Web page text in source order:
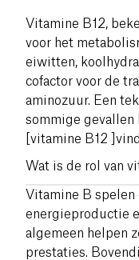
Vitamine B12,
voor het
eiwitten,
cofactor voor de
aminozuur. Een
sommige
[vitamine B12
Wat is de rol van
Vitamine B
energieproductie
algemeen helpen
prestaties.